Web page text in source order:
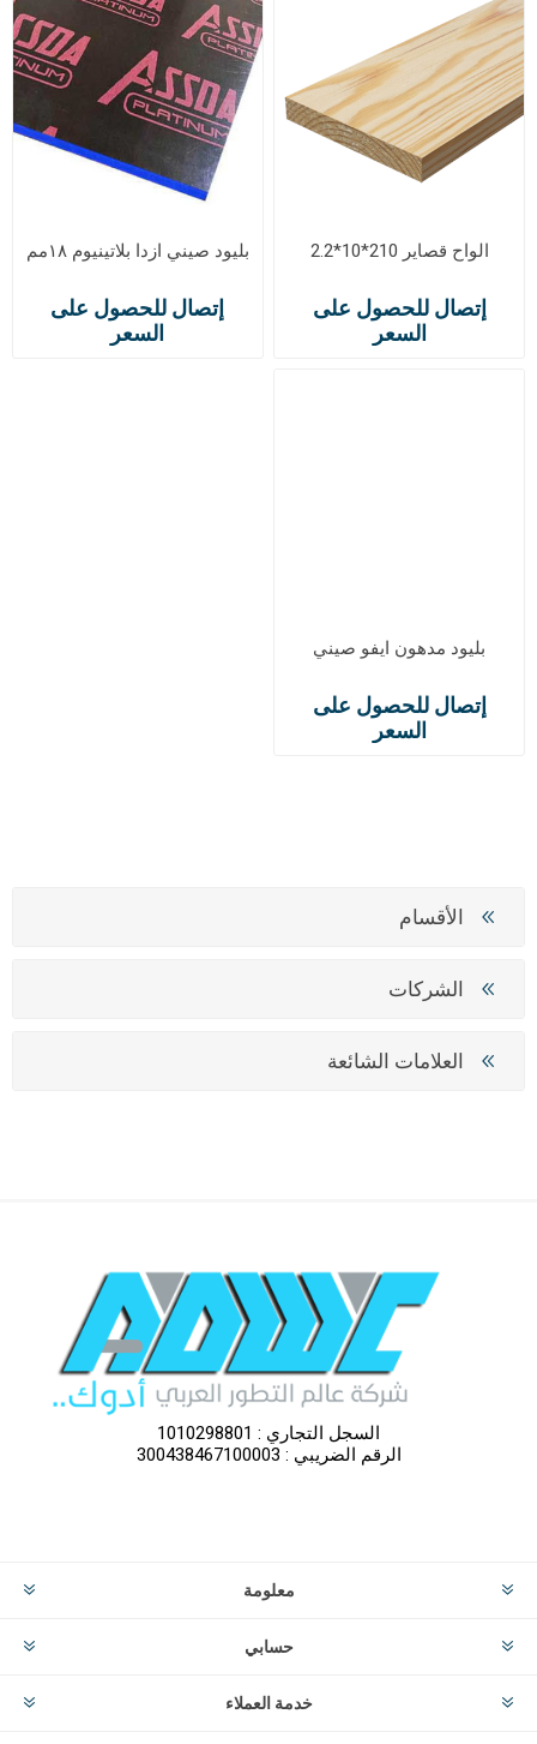
الواح قصاير 210*10*2.2
إتصال للحصول على
السعر
بليود صيني ازدا بلاتينيوم ١٨مم
إتصال للحصول على
السعر
بليود مدهون ايفو صيني
إتصال للحصول على
السعر
الأقسام
الشركات
العلامات الشائعة
السجل التجاري : 1010298801
الرقم الضريبي : 300438467100003
معلومة
حسابي
خدمة العملاء